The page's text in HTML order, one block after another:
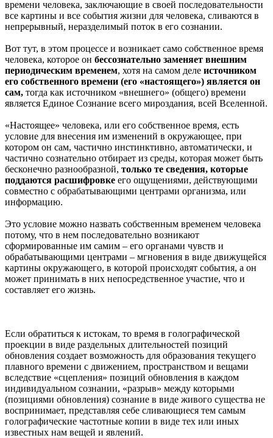
времени человека, заключающие в своей последовательности
все картины и все события жизни для человека, сливаются в
непрерывный, неразделимый поток в его сознании.
Вот тут, в этом процессе и возникает само собственное время
человека, которое он бессознательно заменяет внешним
периодическим временем, хотя на самом деле источником
его собственного времени (его «настоящего») является он
сам, тогда как источником «внешнего» (общего) времени
является Единое Сознание всего мироздания, всей Вселенной.
«Настоящее» человека, или его собственное время, есть
условие для внесения им изменений в окружающее, при
котором он сам, частично инстинктивно, автоматически, и
частично сознательно отбирает из среды, которая может быть
бесконечно разнообразной, только те сведения, которые
поддаются расшифровке его ощущениями, действующими
совместно с обрабатывающими центрами организма, или
информацию.
Это условие можно назвать собственным временем человека
потому, что в нем последовательно возникают
сформированные им самим – его органами чувств и
обрабатывающими центрами – мгновения в виде движущейся
картины окружающего, в которой происходят события, а он
может принимать в них непосредственное участие, что и
составляет его жизнь.
Если обратиться к истокам, то время в голографической
проекции в виде раздельных длительностей позиций
обновления создает возможность для образования текущего
плавного времени с движением, пространством и вещами
вследствие «сцепления» позиций обновления в каждом
индивидуальном сознании, «разрыв» между которыми
(позициями обновления) сознание в виде живого существа не
воспринимает, представляя себе сливающиеся тем самым
голографические частотные копии в виде тех или иных
известных нам вещей и явлений.